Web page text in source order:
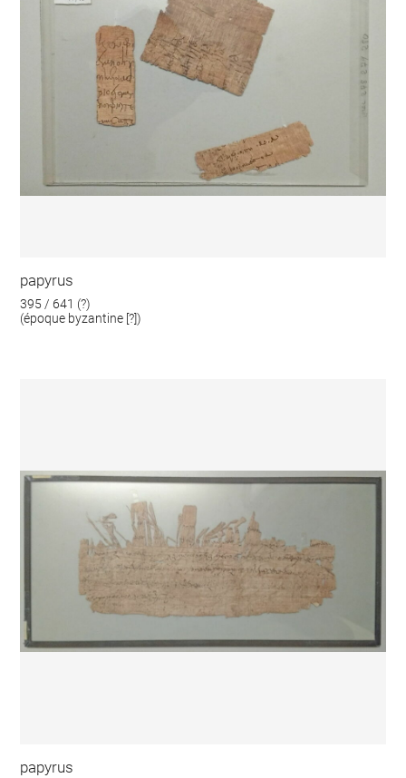
papyrus
395 / 641 (?)
(époque byzantine [?])
papyrus